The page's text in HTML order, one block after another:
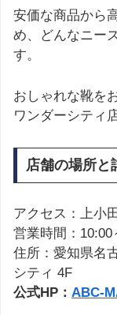
安価な商品から
め、どんなニー
す。
おしゃれな靴を
ワンダーシティ
店舗の場所と
アクセス：上小
営業時間：10:00
住所：愛知県名
シティ 4F
公式HP： ABC-